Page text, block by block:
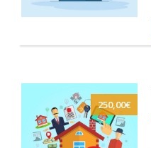
250,00€